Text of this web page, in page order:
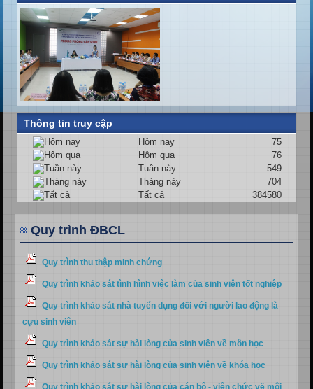
Thông tin truy cập
Hôm nay
75
Hôm qua
76
Tuần này
549
Tháng này
704
Tất cả
384580
Quy trình ĐBCL
Quy trình thu thập minh chứng
Quy trình khảo sát tình hình việc làm của sinh viên tốt nghiệp
Quy trình khảo sát nhà tuyển dụng đối với người lao động là
cựu sinh viên
Quy trình khảo sát sự hài lòng của sinh viên về môn học
Quy trình khảo sát sự hài lòng của sinh viên về khóa học
Quy trình khảo sát sự hài lòng của cán bộ - viên chức về môi